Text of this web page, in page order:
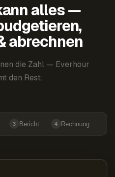
alles —
abrechnen
die Zahl — Everhour
den Rest.
3 Bericht 4 Rechnung